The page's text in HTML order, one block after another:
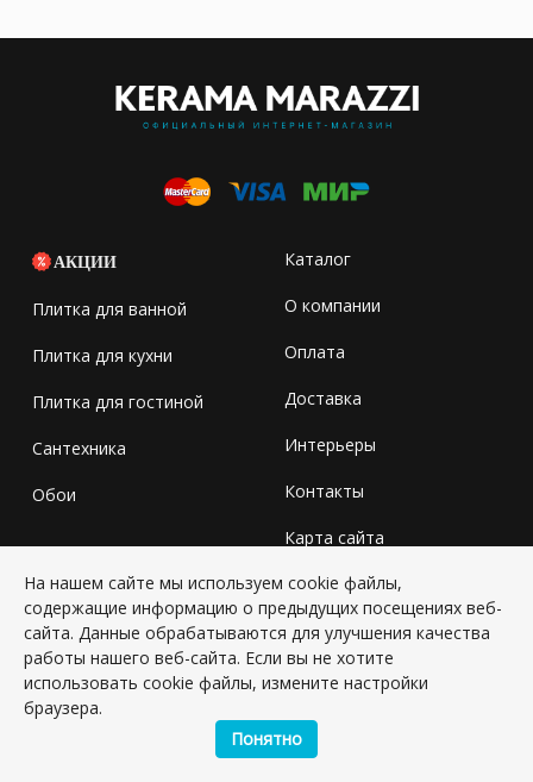
АКЦИИ
Плитка для ванной
Плитка для кухни
Плитка для гостиной
Сантехника
Обои
Каталог
О компании
Оплата
Доставка
Интерьеры
Контакты
Карта сайта
Новости
ЦАРИЦЫНО
г. Москва, улица Солнечная, д. 6
Пн-Сб: с 10-00 до 20-00
На нашем сайте мы используем cookie файлы,
содержащие информацию о предыдущих посещениях веб-
сайта. Данные обрабатываются для улучшения качества
работы нашего веб-сайта. Если вы не хотите
использовать cookie файлы, измените настройки
браузера.
Понятно